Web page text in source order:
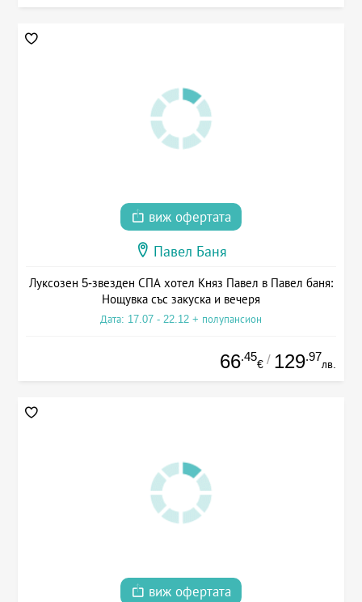
виж офертата
Павел Баня
Луксозен 5-звезден СПА хотел Княз Павел в Павел баня:
Нощувка със закуска и вечеря
Дата: 17.07 - 22.12 + полупансион
66.45
€ / 129.97
лв.
виж офертата